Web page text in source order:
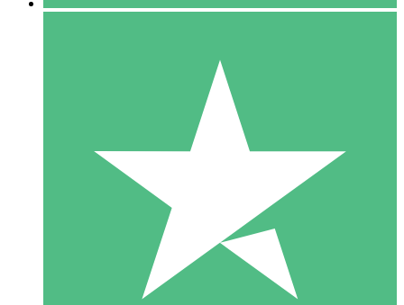
US$1500
10 Download
20